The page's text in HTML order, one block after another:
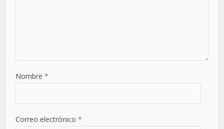
Nombre*
Correo electrónico*